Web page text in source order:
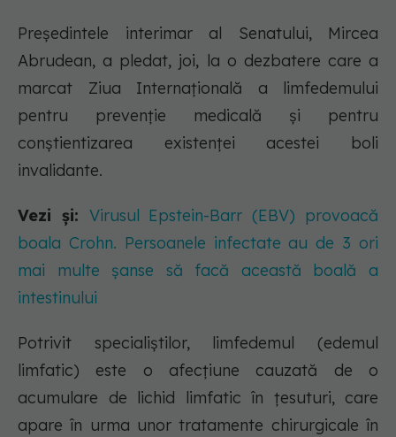
Preşedintele interimar al Senatului, Mircea
Abrudean, a pledat, joi, la o dezbatere care a
marcat Ziua Internaţională a limfedemului
pentru prevenţie medicală şi pentru
conştientizarea existenţei acestei boli
invalidante.
Vezi și: Virusul Epstein-Barr (EBV) provoacă
boala Crohn. Persoanele infectate au de 3 ori
mai multe șanse să facă această boală a
intestinului
Potrivit specialiştilor, limfedemul (edemul
limfatic) este o afecţiune cauzată de o
acumulare de lichid limfatic în ţesuturi, care
apare în urma unor tratamente chirurgicale în